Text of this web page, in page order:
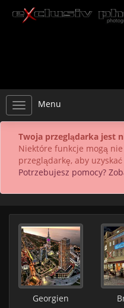
Menu
Twoja przeglądarka jest
Niektóre funkcje mogą
przeglądarkę, aby
Potrzebujesz pomocy?
Georgien